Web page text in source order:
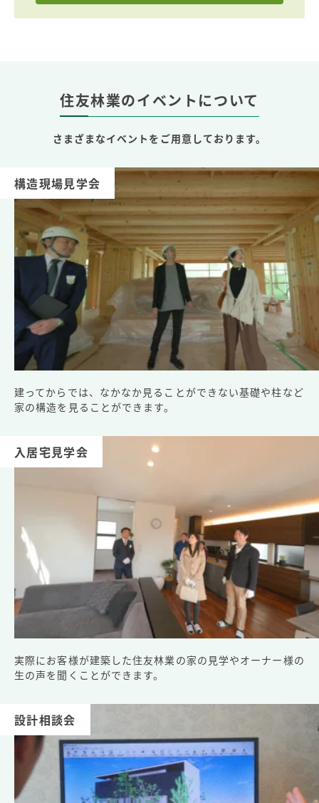
住友林業のイベントについて
さまざまなイベントをご用意しております。
構造現場見学会
建ってからでは、なかなか見ることができない基礎や柱など
家の構造を見ることができます。
入居宅見学会
実際にお客様が建築した住友林業の家の見学やオーナー様の
生の声を聞くことができます。
設計相談会